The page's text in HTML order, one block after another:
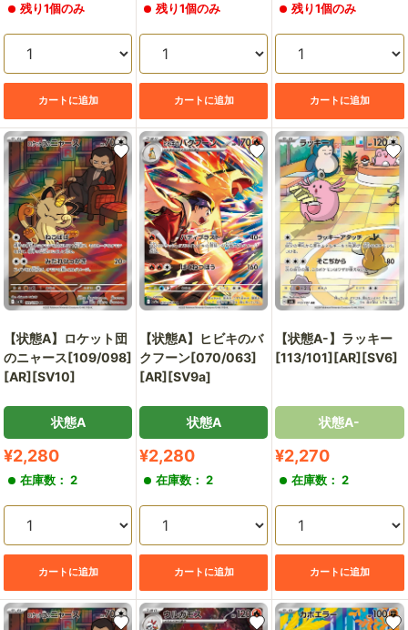
価
格
残り1個のみ
カートに追加
価
格
残り1個のみ
カートに追加
価
格
残り1個のみ
カートに追加
【状態A】ロケット団
のニャース[109/098]
[AR][SV10]
状態A
販
価
格
¥2,280
在庫数： 2
カートに追加
【状態A】ヒビキのバ
クフーン[070/063]
[AR][SV9a]
状態A
販
価
格
¥2,280
在庫数： 2
カートに追加
【状態A-】ラッキー
[113/101][AR][SV6]
状態A-
販
価
格
¥2,270
在庫数： 2
カートに追加